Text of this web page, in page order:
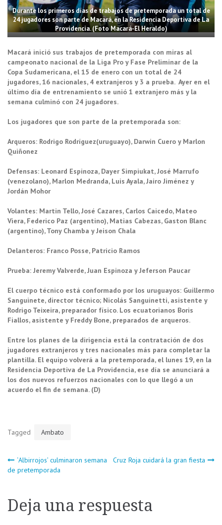
Durante los primeros días de trabajos de pretemporada un total de
24 jugadores son parte de Macará, en la Residencia Deportiva de La
Providencia. (Foto Macará-El Heraldo)
Macará inició sus trabajos de pretemporada con miras al
campeonato nacional de la Liga Pro y Fase Preliminar de la
Copa Sudamericana, el 15 de enero con un total de 24
jugadores, 16 nacionales, 4 extranjeros y 3 a prueba. Ayer en el
último día de entrenamiento se unió 1 extranjero más y la
semana culminó con 24 jugadores.
Los jugadores que son parte de la pretemporada son:
Arqueros: Rodrigo Rodríguez(uruguayo), Darwin Cuero y Marlon
Quiñonez
Defensas: Leonard Espinoza, Dayer Simpiukat, José Marrufo
(venezolano), Marlon Medranda, Luis Ayala, Jairo Jiménez y
Jordán Mohor
Volantes: Martin Tello, José Cazares, Carlos Caicedo, Mateo
Viera, Federico Paz (argentino), Matias Cabezas, Gaston Blanc
(argentino), Tony Chamba y Jeison Chala
Delanteros: Franco Posse, Patricio Ramos
Prueba: Jeremy Valverde, Juan Espinoza y Jeferson Paucar
El cuerpo técnico está conformado por los uruguayos: Guillermo
Sanguinete, director técnico; Nicolás Sanguinetti, asistente y
Rodrigo Teixeira, preparador físico. Los ecuatorianos Boris
Fiallos, asistente y Freddy Bone, preparados de arqueros.
Entre los planes de la dirigencia está la contratación de dos
jugadores extranjeros y tres nacionales más para completar la
plantilla. El equipo volverá a la pretemporada, el lunes 19, en la
Residencia Deportiva de La Providencia, ese día se anunciará a
los dos nuevos refuerzos nacionales con lo que llegó a un
acuerdo el fin de semana. (D)
Tagged Ambato
Navegación
entradas
‘Albirrojos’ culminaron semana
de pretemporada
Cruz Roja cuidará la gran fiesta
Deja una respuesta